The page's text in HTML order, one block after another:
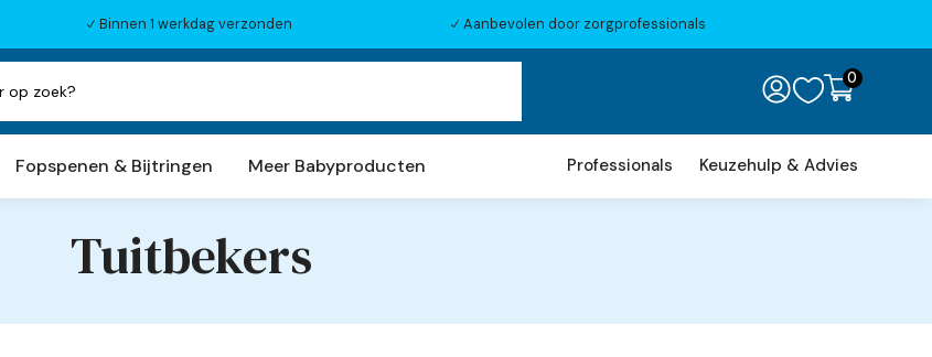
N Binnen 1 werkdag verzonden N Aanbevolen door zorgprofessionals
 0
Fopspenen & Bijtringen Meer Babyproducten Professionals Keuzehulp & Advies
Tuitbekers